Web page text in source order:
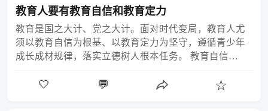
教育人要有教育自信和教育定力
教育是国之大计、党之大计。面对时代变局，教育人尤
须以教育自信为根基、以教育定力为坚守，遵循青少年
成长成材规律，落实立德树人根本任务。 教育自信，
已建成世…
🤍 💬 ☆